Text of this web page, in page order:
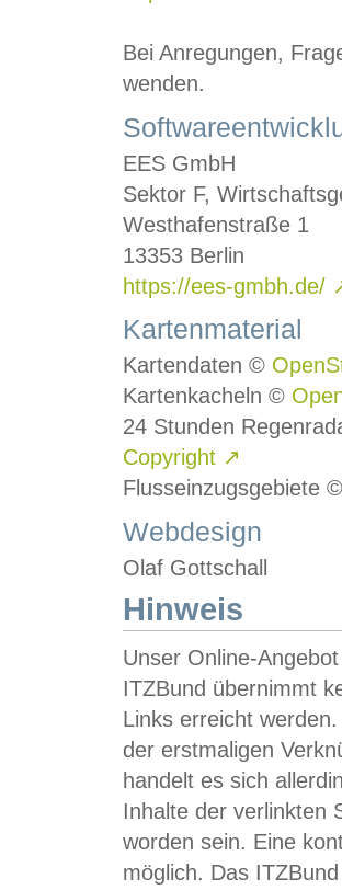
Bei Anregungen,
wenden.
EES GmbH
Sektor F,
Westhafenstraße 1
13353 Berlin
https://ees-gmbh.de/
Kartenmaterial
Kartendaten ©
Kartenkacheln ©
24 Stunden
Copyright ↗
Flusseinzugsgebiete
Webdesign
Olaf Gottschall
Hinweis
Unser Online-
ITZBund übernimmt
Links erreicht
der erstmaligen
handelt es sich
Inhalte der verlinkten
worden sein. Eine
möglich. Das